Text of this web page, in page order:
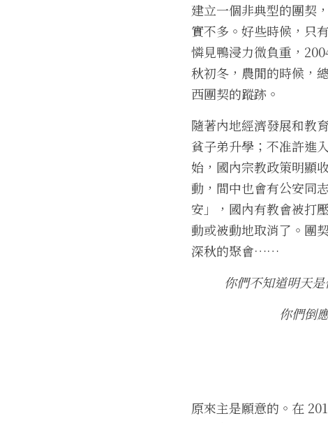
建立一個非典型的團契
實不多。好些時候，只
憐見鴨浸力微負重，
秋初冬，農閒的時候，
西團契的蹤跡。
隨著內地經濟發展和教
貧子弟升學；不准許進
始，國內宗教政策明顯
動，間中也會有公安同
安」，國內有教會被打
動或被動地取消了。團
深秋的聚會……
你們不知道明天
你們倒
原來主是願意的。在